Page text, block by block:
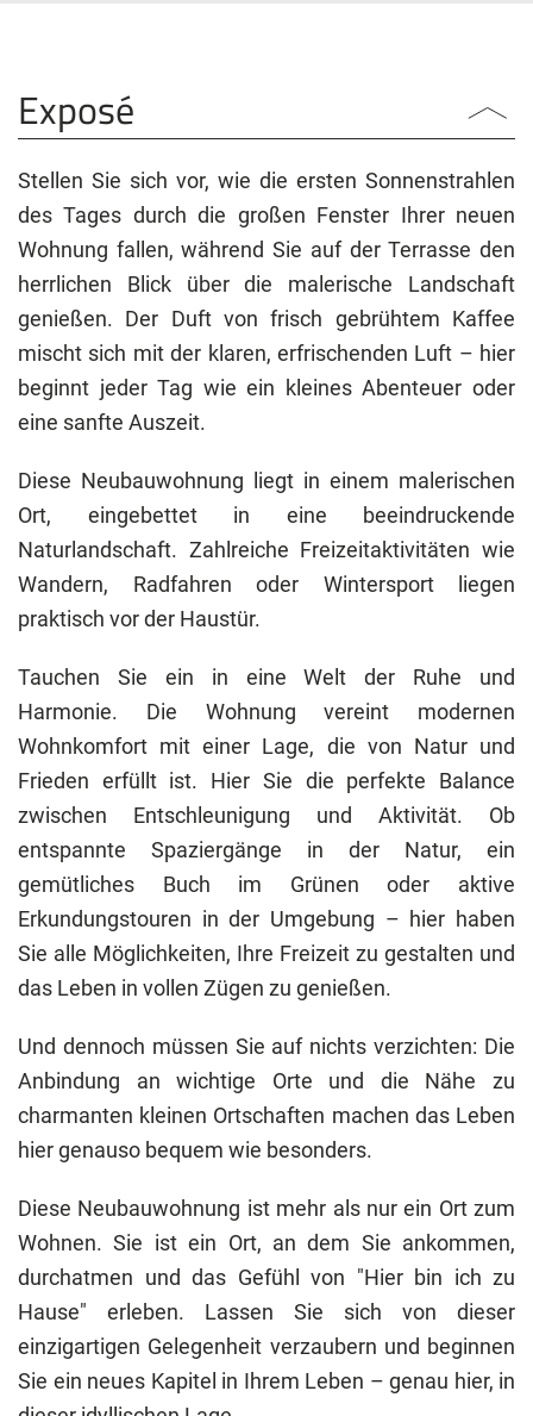
Exposé
Stellen Sie sich vor, wie die ersten Sonnenstrahlen
des Tages durch die großen Fenster Ihrer neuen
Wohnung fallen, während Sie auf der Terrasse den
herrlichen Blick über die malerische Landschaft
genießen. Der Duft von frisch gebrühtem Kaffee
mischt sich mit der klaren, erfrischenden Luft – hier
beginnt jeder Tag wie ein kleines Abenteuer oder
eine sanfte Auszeit.
Diese Neubauwohnung liegt in einem malerischen
Ort, eingebettet in eine beeindruckende
Naturlandschaft. Zahlreiche Freizeitaktivitäten wie
Wandern, Radfahren oder Wintersport liegen
praktisch vor der Haustür.
Tauchen Sie ein in eine Welt der Ruhe und
Harmonie. Die Wohnung vereint modernen
Wohnkomfort mit einer Lage, die von Natur und
Frieden erfüllt ist. Hier Sie die perfekte Balance
zwischen Entschleunigung und Aktivität. Ob
entspannte Spaziergänge in der Natur, ein
gemütliches Buch im Grünen oder aktive
Erkundungstouren in der Umgebung – hier haben
Sie alle Möglichkeiten, Ihre Freizeit zu gestalten und
das Leben in vollen Zügen zu genießen.
Und dennoch müssen Sie auf nichts verzichten: Die
Anbindung an wichtige Orte und die Nähe zu
charmanten kleinen Ortschaften machen das Leben
hier genauso bequem wie besonders.
Diese Neubauwohnung ist mehr als nur ein Ort zum
Wohnen. Sie ist ein Ort, an dem Sie ankommen,
durchatmen und das Gefühl von "Hier bin ich zu
Hause" erleben. Lassen Sie sich von dieser
einzigartigen Gelegenheit verzaubern und beginnen
Sie ein neues Kapitel in Ihrem Leben – genau hier, in